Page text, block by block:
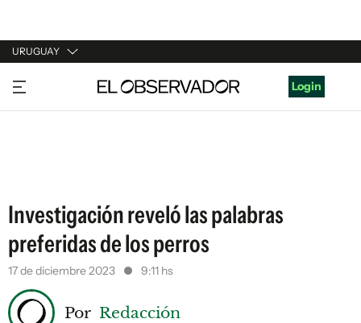
URUGUAY
URUGUAY
ARGENTINA
Login
Investigación reveló las palabras
preferidas de los perros
17 de diciembre 2023 9:11 hs
Por Redacción